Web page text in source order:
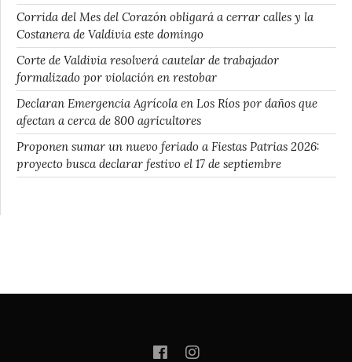
Corrida del Mes del Corazón obligará a cerrar calles y la
Costanera de Valdivia este domingo
Corte de Valdivia resolverá cautelar de trabajador
formalizado por violación en restobar
Declaran Emergencia Agrícola en Los Ríos por daños que
afectan a cerca de 800 agricultores
Proponen sumar un nuevo feriado a Fiestas Patrias 2026:
proyecto busca declarar festivo el 17 de septiembre